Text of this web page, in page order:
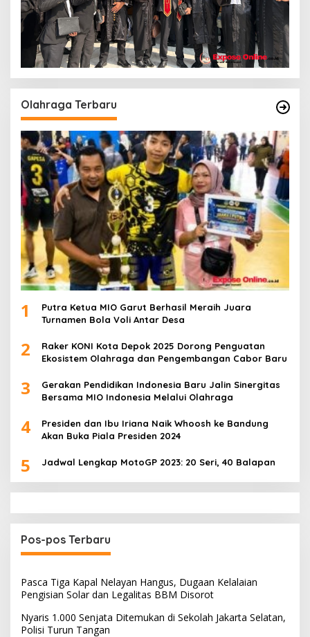
Olahraga Terbaru
1
Putra Ketua MIO Garut Berhasil Meraih Juara
Turnamen Bola Voli Antar Desa
2
Raker KONI Kota Depok 2025 Dorong Penguatan
Ekosistem Olahraga dan Pengembangan Cabor Baru
3
Gerakan Pendidikan Indonesia Baru Jalin Sinergitas
Bersama MIO Indonesia Melalui Olahraga
4
Presiden dan Ibu Iriana Naik Whoosh ke Bandung
Akan Buka Piala Presiden 2024
5 Jadwal Lengkap MotoGP 2023: 20 Seri, 40 Balapan
Pos-pos Terbaru
Pasca Tiga Kapal Nelayan Hangus, Dugaan Kelalaian
Pengisian Solar dan Legalitas BBM Disorot
Nyaris 1.000 Senjata Ditemukan di Sekolah Jakarta Selatan,
Polisi Turun Tangan